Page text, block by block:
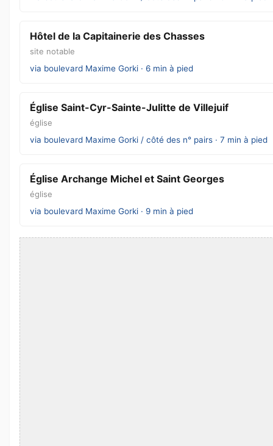
Hôtel de la Capitainerie des Chasses
site notable
via boulevard Maxime Gorki · 6 min à pied
Église Saint-Cyr-Sainte-Julitte de Villejuif
église
via boulevard Maxime Gorki / côté des n° pairs · 7 min à pied
Église Archange Michel et Saint Georges
église
via boulevard Maxime Gorki · 9 min à pied